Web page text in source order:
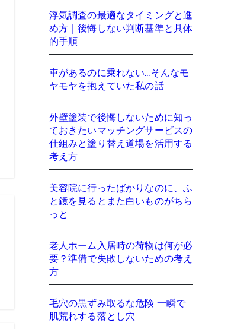
浮気調査の最適なタイミングと進
め方｜後悔しない判断基準と具体
的手順
車があるのに乗れない…そんなモ
ヤモヤを抱えていた私の話
外壁塗装で後悔しないために知っ
ておきたいマッチングサービスの
仕組みと塗り替え道場を活用する
考え方
美容院に行ったばかりなのに、ふ
と鏡を見るとまた白いものがちら
っと
老人ホーム入居時の荷物は何が必
要？準備で失敗しないための考え
方
毛穴の黒ずみ取るな危険 一瞬で
肌荒れする落とし穴